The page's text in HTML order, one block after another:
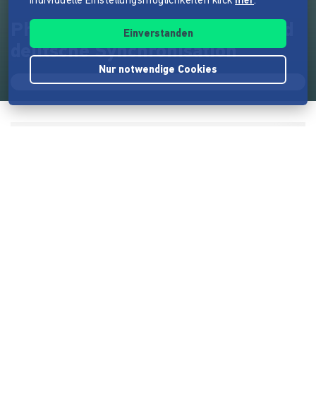
Phobia 2 - Veröffentlichung und
deutsche Synchronisation
Einverstanden
Nur notwendige Cookies